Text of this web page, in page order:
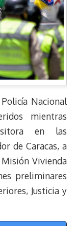
Nacional
mientras
en las
de Caracas, a
Vivienda
preliminares
Justicia y